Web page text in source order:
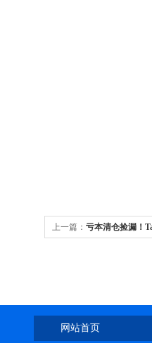
上一篇： 亏本清仓捡漏！
网站首页